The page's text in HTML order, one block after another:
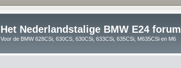
Het Nederlandstalige BMW E24 forum
Voor de BMW 628CSi, 630CS, 630CSi, 633CSi, 635CSi, M635CSi en M6